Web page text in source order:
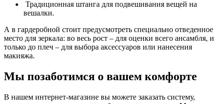
Традиционная штанга для подвешивания вещей на
вешалки.
А в гардеробной стоит предусмотреть специально отведенное
место для зеркала: во весь рост – для оценки всего ансамбля, и
только до плеч – для выбора аксессуаров или нанесения
макияжа.
Мы позаботимся о вашем комфорте
В нашем интернет-магазине вы можете заказать систему,